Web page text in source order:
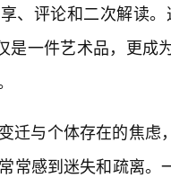
、评论和二次解读
是一件艺术品，更
迁与个体存在的焦虑
常感到迷失和疏离